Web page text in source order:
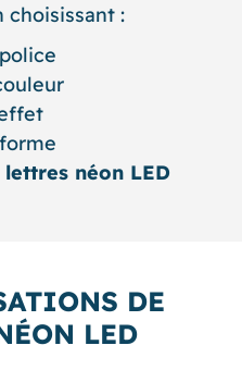
choisissant :
lettres néon LED
DE
LED